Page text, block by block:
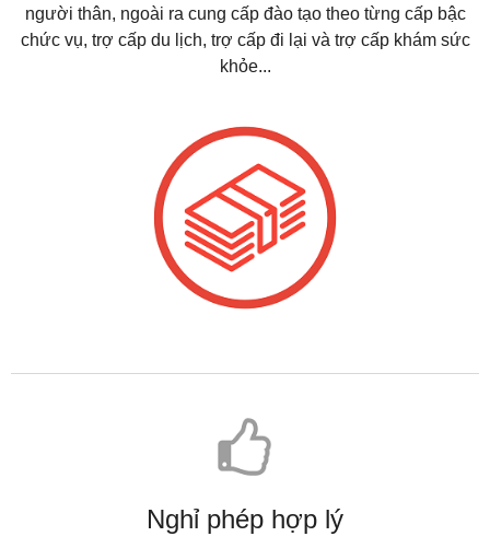
người thân, ngoài ra cung cấp đào tạo theo từng cấp bậc
chức vụ, trợ cấp du lịch, trợ cấp đi lại và trợ cấp khám sức
khỏe...
Nghỉ phép hợp lý